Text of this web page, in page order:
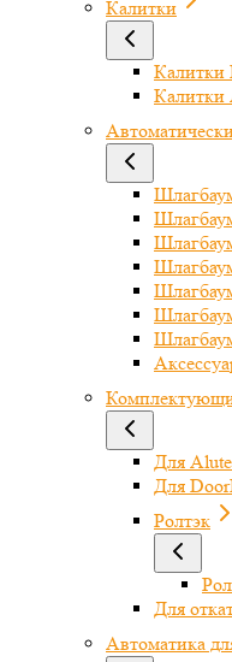
Калитки
Калитки
Калитки
Для
Для
Ролтэк
Для
Автоматика